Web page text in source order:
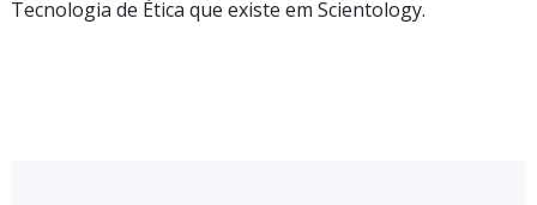
Tecnologia de Ética que existe em Scientology.